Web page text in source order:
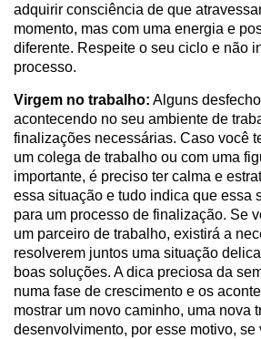
adquirir consciência de que
momento, mas com uma energia e
diferente. Respeite o seu ciclo e não
processo.
Virgem no trabalho: Alguns
acontecendo no seu ambiente de
finalizações necessárias. Caso você
um colega de trabalho ou com uma
importante, é preciso ter calma e
essa situação e tudo indica que essa
para um processo de finalização. Se
um parceiro de trabalho, existirá a
resolverem juntos uma situação
boas soluções. A dica preciosa da
numa fase de crescimento e os
mostrar um novo caminho, uma nova
desenvolvimento, por esse motivo,